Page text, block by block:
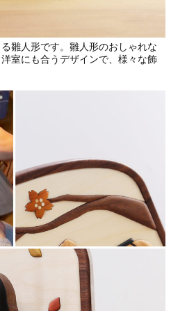
雛人形です。雛人形のおしゃれな
室にも合うデザインで、様々な飾